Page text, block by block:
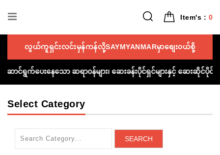
Item's : 0
လွယ်ကူရှင်းလင်းမှန်ကန်လို့SAYMYANMARမှာစျေး၀ယ်စို့
ာင်ရွက်ပေးနေသော ဆရာ၀န်များ၊ ဆေးခန်းပိုင်ရှင်များနှင့် ဆေ
Select Category
SEARCH